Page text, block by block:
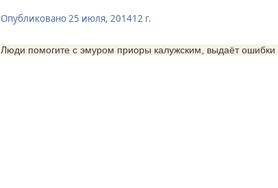
Опубликовано25 июля, 201412 г.
Люди помогите с эмуром приоры калужским, выдаёт ошибки